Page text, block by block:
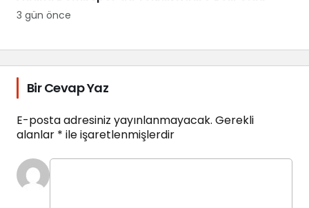
3 gün önce
Bir Cevap Yaz
E-posta adresiniz yayınlanmayacak. Gerekli
alanlar * ile işaretlenmişlerdir